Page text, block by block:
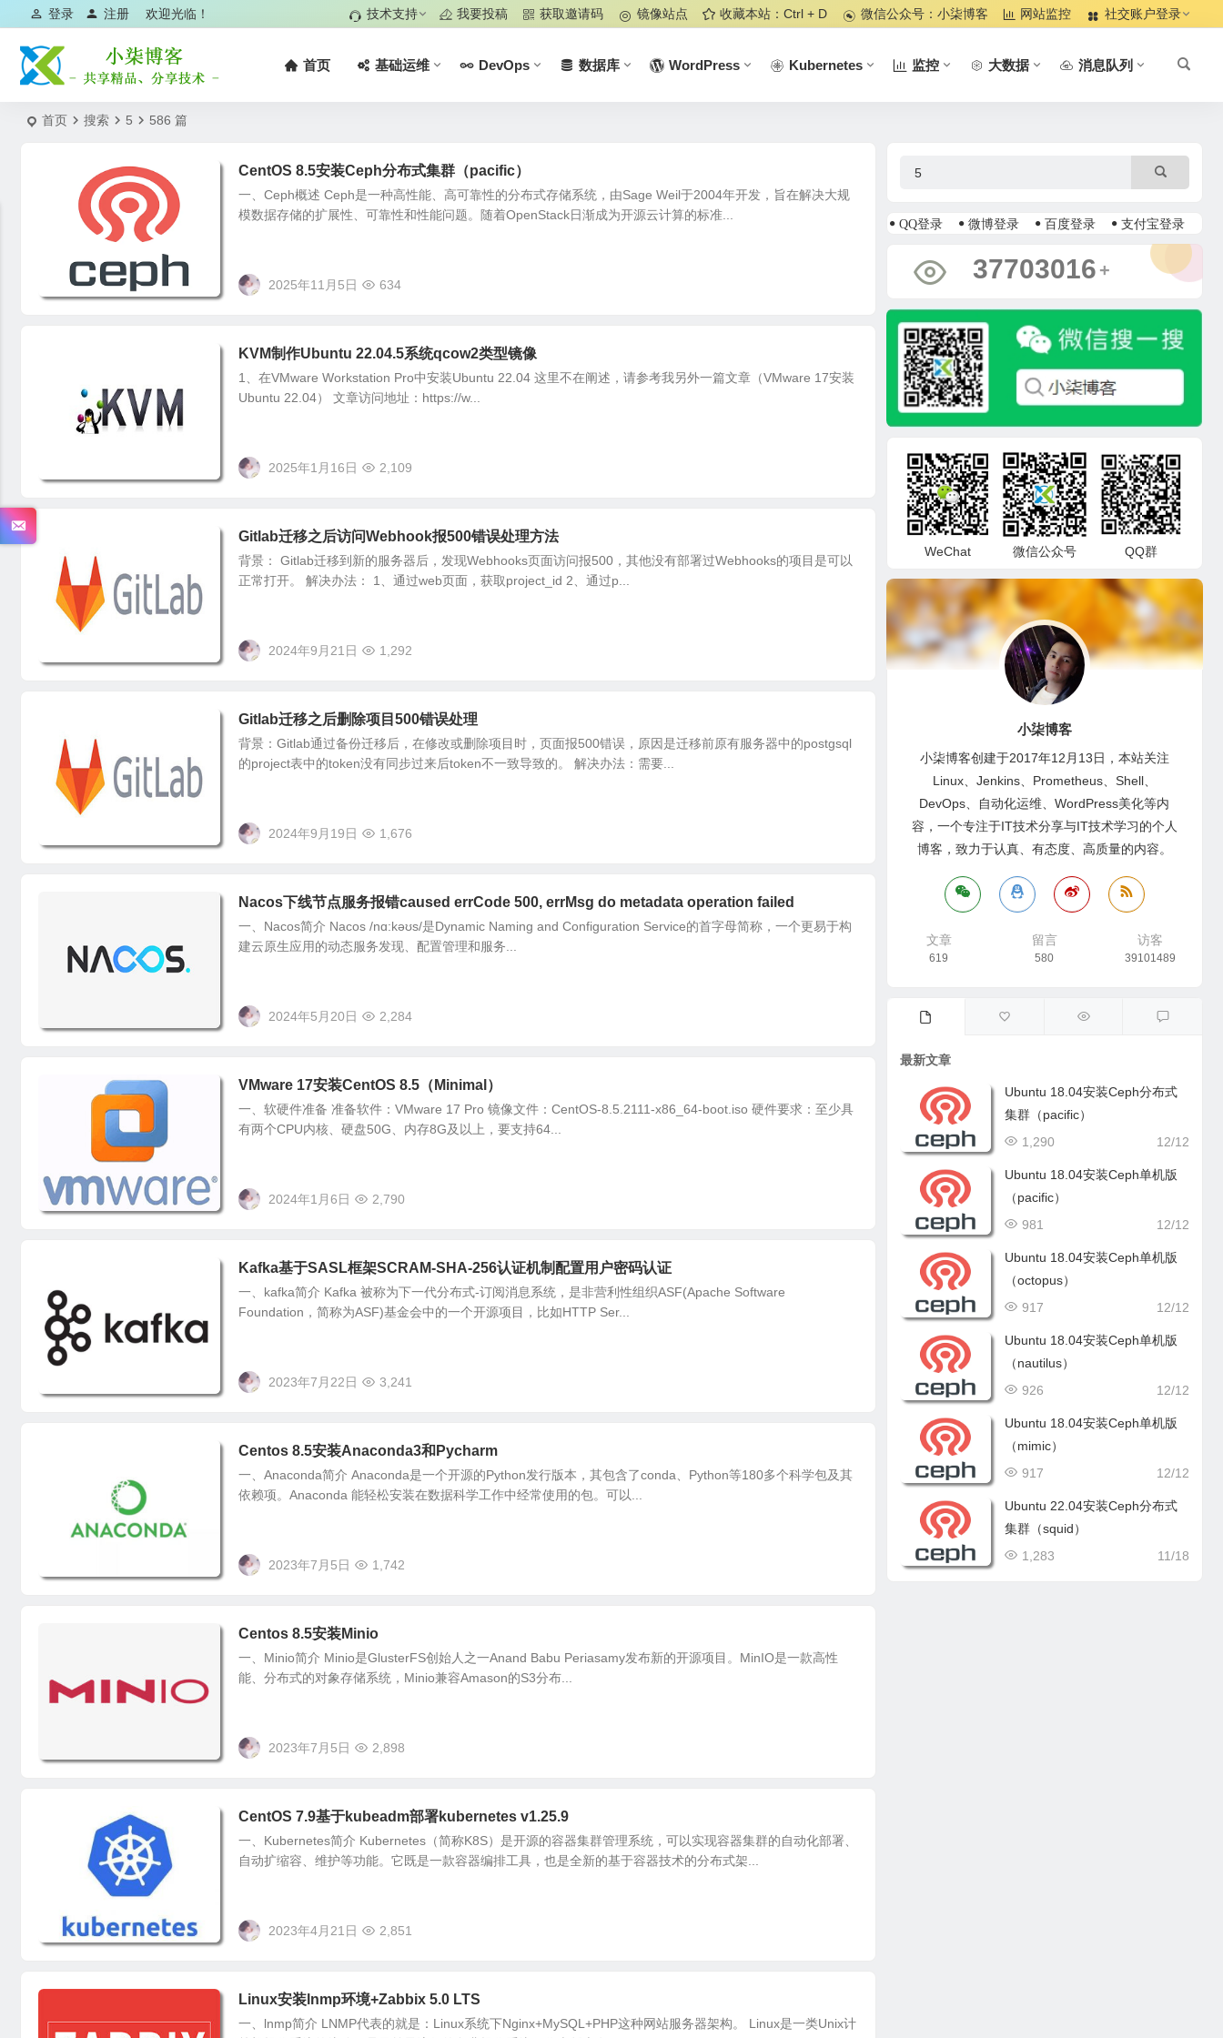
欢迎光临！
登录 注册 技术支持 我要投稿 获取邀请码 镜像站点 收藏本站：Ctrl + D 微信公众号：小柒博客 网站监控 社交账户登录
首页 基础运维 DevOps 数据库 WordPress Kubernetes 监控 大数据 消息队列
首页 搜索 5 586 篇
CentOS 8.5安装Ceph分布式集群（pacific）
一、Ceph概述 Ceph是一种高性能、高可靠性的分布式存储系统，由Sage Weil于2004年开发，旨在解决大规
模数据存储的扩展性、可靠性和性能问题。随着OpenStack日渐成为开源云计算的标准...
2025年11月5日 634
KVM制作Ubuntu 22.04.5系统qcow2类型镜像
1、在VMware Workstation Pro中安装Ubuntu 22.04 这里不在阐述，请参考我另外一篇文章（VMware 17安装
Ubuntu 22.04） 文章访问地址：https://w...
2025年1月16日 2,109
Gitlab迁移之后访问Webhook报500错误处理方法
背景： Gitlab迁移到新的服务器后，发现Webhooks页面访问报500，其他没有部署过Webhooks的项目是可以
正常打开。 解决办法： 1、通过web页面，获取project_id 2、通过p...
2024年9月21日 1,292
Gitlab迁移之后删除项目500错误处理
背景：Gitlab通过备份迁移后，在修改或删除项目时，页面报500错误，原因是迁移前原有服务器中的postgsql
的project表中的token没有同步过来后token不一致导致的。 解决办法：需要...
2024年9月19日 1,676
Nacos下线节点服务报错caused errCode 500, errMsg do metadata operation failed
一、Nacos简介 Nacos /nɑ:kəʊs/是Dynamic Naming and Configuration Service的首字母简称，一个更易于构
建云原生应用的动态服务发现、配置管理和服务...
2024年5月20日 2,284
VMware 17安装CentOS 8.5（Minimal）
一、软硬件准备 准备软件：VMware 17 Pro 镜像文件：CentOS-8.5.2111-x86_64-boot.iso 硬件要求：至少具
有两个CPU内核、硬盘50G、内存8G及以上，要支持64...
2024年1月6日 2,790
Kafka基于SASL框架SCRAM-SHA-256认证机制配置用户密码认证
一、kafka简介 Kafka 被称为下一代分布式-订阅消息系统，是非营利性组织ASF(Apache Software
Foundation，简称为ASF)基金会中的一个开源项目，比如HTTP Ser...
2023年7月22日 3,241
Centos 8.5安装Anaconda3和Pycharm
一、Anaconda简介 Anaconda是一个开源的Python发行版本，其包含了conda、Python等180多个科学包及其
依赖项。Anaconda 能轻松安装在数据科学工作中经常使用的包。可以...
2023年7月5日 1,742
Centos 8.5安装Minio
一、Minio简介 Minio是GlusterFS创始人之一Anand Babu Periasamy发布新的开源项目。MinIO是一款高性
能、分布式的对象存储系统，Minio兼容Amason的S3分布...
2023年7月5日 2,898
CentOS 7.9基于kubeadm部署kubernetes v1.25.9
一、Kubernetes简介 Kubernetes（简称K8S）是开源的容器集群管理系统，可以实现容器集群的自动化部署、
自动扩缩容、维护等功能。它既是一款容器编排工具，也是全新的基于容器技术的分布式架...
2023年4月21日 2,851
Linux安装lnmp环境+Zabbix 5.0 LTS
一、lnmp简介 LNMP代表的就是：Linux系统下Nginx+MySQL+PHP这种网站服务器架构。 Linux是一类Unix计
QQ登录 微博登录 百度登录 支付宝登录
39101489 +
WeChat 微信公众号 QQ群
小柒博客
小柒博客创建于2017年12月13日，本站关注
Linux、Jenkins、Prometheus、Shell、
DevOps、自动化运维、WordPress美化等内
容，一个专注于IT技术分享与IT技术学习的个人
博客，致力于认真、有态度、高质量的内容。
文章
619
留言
580
访客
39101489
最新文章
Ubuntu 18.04安装Ceph分布式
集群（pacific）
12/12
1,290
Ubuntu 18.04安装Ceph单机版
（pacific）
12/12
981
Ubuntu 18.04安装Ceph单机版
（octopus）
12/12
917
Ubuntu 18.04安装Ceph单机版
（nautilus）
12/12
926
Ubuntu 18.04安装Ceph单机版
（mimic）
12/12
917
Ubuntu 22.04安装Ceph分布式
集群（squid）
11/18
1,283